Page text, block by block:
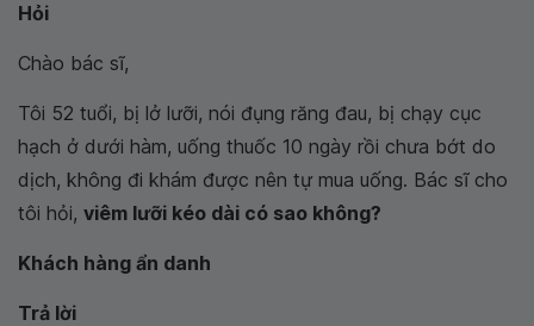
Hỏi
Chào bác sĩ,
Tôi 52 tuổi, bị lở lưỡi, nói đụng răng đau, bị chạy cục
hạch ở dưới hàm, uống thuốc 10 ngày rồi chưa bớt do
dịch, không đi khám được nên tự mua uống. Bác sĩ cho
tôi hỏi, viêm lưỡi kéo dài có sao không?
Khách hàng ẩn danh
Trả lời